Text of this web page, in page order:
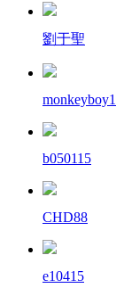
劉于聖
b050115
CHD88
e10415